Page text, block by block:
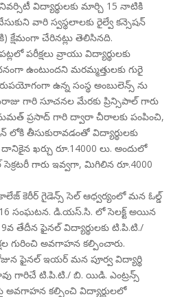
విద్యార్థులకు మార్చి 15 నాటికి
వారి స్వస్థలాలకు రైల్వే కన్సెషన్
చేరినట్లు తెలిసినది.
పరీక్షలు వ్రాయు విద్యార్థులకు
ఉంటుందని మరమ్మత్తులకు గురై
ఉన్న సంస్థ అంబులెన్స్ ను
గారి సూచనల మేరకు ప్రిన్సిపాల్ గారు
ప్రసాద్ గారి ద్వారా చీరాలకు పంపించి,
తీసుకురావడంతో విద్యార్థులకు
ఖర్చు రూ.14000 లు. అందులో
సెక్రటరీ గారు ఇవ్వగా, మిగిలిన రూ.4000
కెరీర్ గైడెన్స్ సెల్ ఆధ్వర్యంలో మన ఓల్డ్
సంఘటన. డి.యస్.సి. లో సెలక్ట్ అయిన
తేదీన ఫైనల్ విద్యార్థులకు టి.పి.టి./
గురించి అవగాహన కల్పించారు.
ఫైనల్ ఇయర్ మన పూర్వ విద్యార్థి
గారిచే టి.పి.టి./ బి. యిడి. ఎంట్రన్స్
అవగాహన కల్పించి విద్యార్థులలో